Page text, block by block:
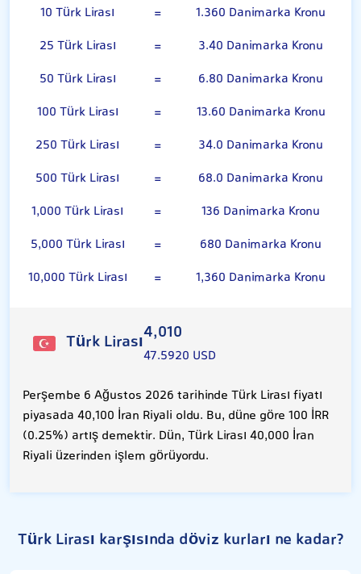
10 Türk Lirası =
1.360 Danimarka Kronu
25 Türk Lirası
=
3.40 Danimarka Kronu
50 Türk Lirası
=
6.80 Danimarka Kronu
100 Türk Lirası
=
13.60 Danimarka Kronu
250 Türk Lirası
=
34.0 Danimarka Kronu
500 Türk Lirası
=
68.0 Danimarka Kronu
1,000 Türk Lirası
=
136 Danimarka Kronu
5,000 Türk Lirası
=
680 Danimarka Kronu
10,000 Türk Lirası
= 1,360 Danimarka Kronu
Türk Lirası4,010
47.5920 USD
Perşembe 6 Ağustos 2026 tarihinde Türk Lirası fiyatı
piyasada 40,100 İran Riyali oldu. Bu, düne göre 100 İRR
(0.25%) artış demektir. Dün, Türk Lirası 40,000 İran
Riyali üzerinden işlem görüyordu.
Türk Lirası karşısında döviz kurları ne kadar?